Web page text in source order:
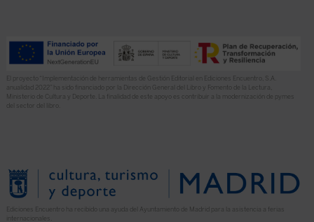
El proyecto “Implementación de herramientas de Gestión Editorial en Ediciones Encuentro, S.A.
anualidad 2022” ha sido financiado por la Dirección General del Libro y Fomento de la Lectura,
Ministerio de Cultura y Deporte. La finalidad de este apoyo es contribuir a la modernización de pymes
del sector del libro.
Ediciones Encuentro ha recibido una ayuda del Ayuntamiento de Madrid para la asistencia a ferias